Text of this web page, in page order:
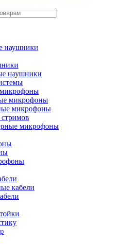
наушники
наушники
микрофоны
микрофоны
микрофоны
кабели